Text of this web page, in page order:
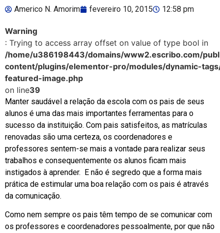
Americo N. Amorim fevereiro 10, 2015 12:58 pm
Warning
: Trying to access array offset on value of type bool in
/home/u386198443/domains/www2.escribo.com/
content/plugins/elementor-pro/modules/dynamic-
featured-image.php
on line39
Manter saudável a relação da escola com os pais de seus
alunos é uma das mais importantes ferramentas para o
sucesso da instituição. Com pais satisfeitos, as matrículas
renovadas são uma certeza, os coordenadores e
professores sentem-se mais a vontade para realizar seus
trabalhos e consequentemente os alunos ficam mais
instigados à aprender. E não é segredo que a forma mais
prática de estimular uma boa relação com os pais é através
da comunicação.
Como nem sempre os pais têm tempo de se comunicar com
os professores e coordenadores pessoalmente, por que não